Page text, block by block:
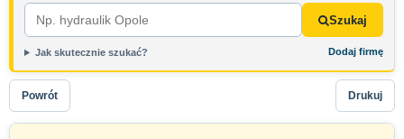
Szukaj
Jak skutecznie szukać? Dodaj firmę
Powrót Drukuj